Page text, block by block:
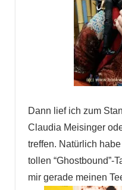
Dann lief ich zum
Claudia Meisinger
treffen. Natürlich
tollen “Ghostbound”-
mir gerade meinen